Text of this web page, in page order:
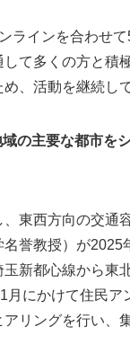
ラインを合わせ
て多くの方と積
、活動を継続し
の主要な都市を
東西方向の交通
誉教授）が
新都心線から東
にかけて住民
リングを行い、